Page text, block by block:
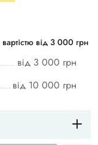
від 3 000 грн
від 3 000 грн
від 10 000 грн